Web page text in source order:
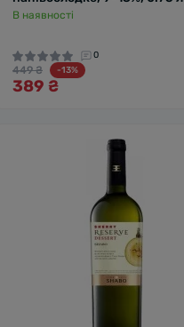
В наявності
0
449 ₴ -13%
389 ₴